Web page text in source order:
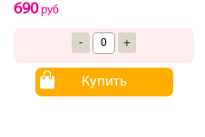
690руб
- +
Купить